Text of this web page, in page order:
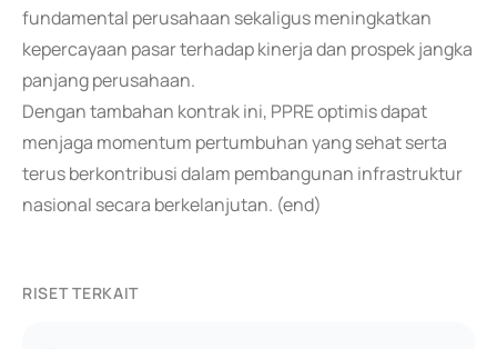
fundamental perusahaan sekaligus meningkatkan
kepercayaan pasar terhadap kinerja dan prospek jangka
panjang perusahaan.
Dengan tambahan kontrak ini, PPRE optimis dapat
menjaga momentum pertumbuhan yang sehat serta
terus berkontribusi dalam pembangunan infrastruktur
nasional secara berkelanjutan. (end)
RISET TERKAIT